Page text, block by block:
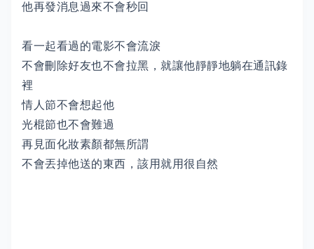
他再發消息過來不會秒回
看一起看過的電影不會流淚
不會刪除好友也不會拉黑，就讓他靜靜地躺在通訊錄
裡
情人節不會想起他
光棍節也不會難過
再見面化妝素顏都無所謂
不會丟掉他送的東西，該用就用很自然